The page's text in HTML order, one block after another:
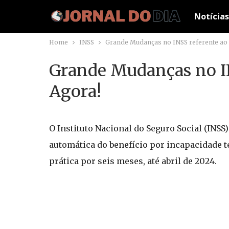
Notícias
Home INSS Grande Mudanças no INSS referente
Grande Mudanças no
Agora!
O Instituto Nacional do Seguro Social
automática do benefício por incapacidade
prática por seis meses, até abril de 2024.